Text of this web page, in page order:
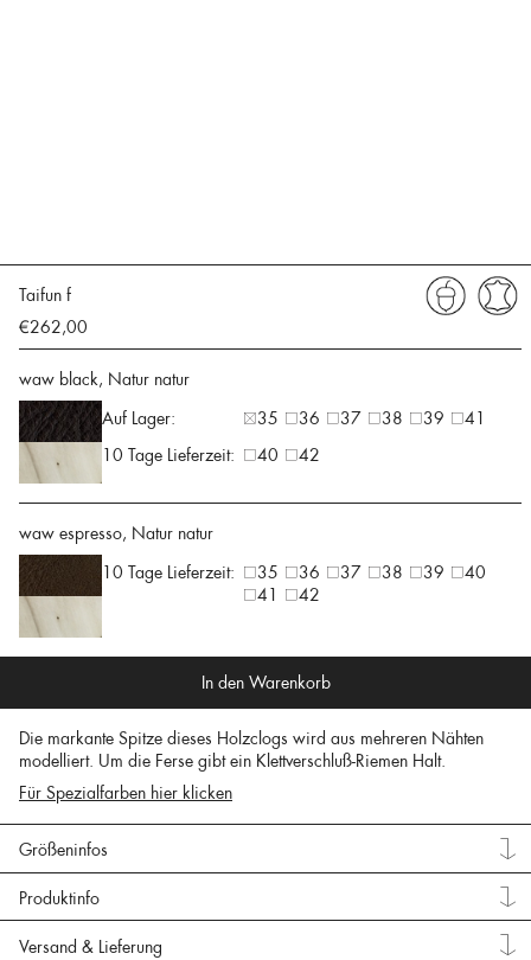
Taifun f
€262,00
waw black, Natur natur
Auf Lager:
35 36 37 38 39
41
10 Tage Lieferzeit:
40 42
waw espresso, Natur natur
10 Tage Lieferzeit:
35 36 37 38 39
40
41
42
In den Warenkorb
Die markante Spitze dieses Holzclogs wird aus mehreren Nähten
modelliert. Um die Ferse gibt ein Klettverschluß-Riemen Halt.
Für Spezialfarben hier klicken
Größeninfos
Produktinfo
Versand & Lieferung